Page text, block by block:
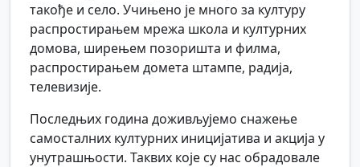
такође и село. Учињено је много за културу
распростирањем мрежа школа и културних
домова, ширењем позоришта и филма,
распростирањем домета штампе, радија,
телевизије.
Последњих година доживљујемо снажење
самосталних културних иницијатива и акција у
унутрашњости. Таквих које су нас обрадовале